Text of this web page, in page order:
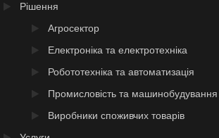
Рішення
Агросектор
Електроніка та електротехніка
Робототехніка та автоматизація
Промисловість та машинобудування
Виробники споживчих товарів